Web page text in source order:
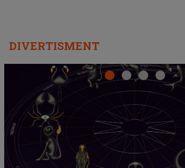
DIVERTISMENT